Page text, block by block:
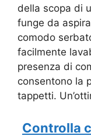
della scopa di
funge da
comodo
facilmente
presenza di
consentono la
tappetti.
Controlla